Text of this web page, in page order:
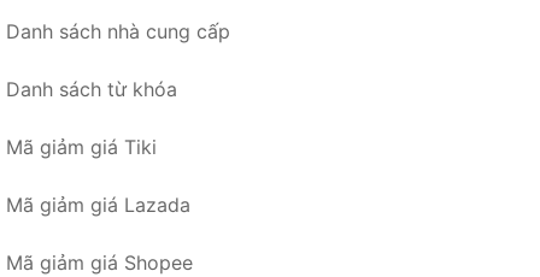
Danh sách nhà cung cấp
Danh sách từ khóa
Mã giảm giá Tiki
Mã giảm giá Lazada
Mã giảm giá Shopee